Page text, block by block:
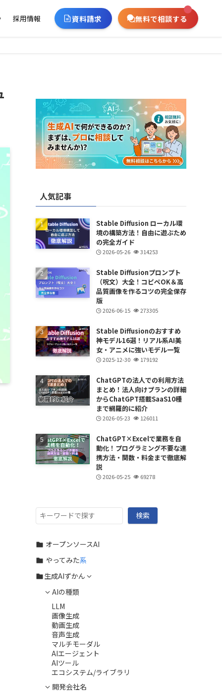
採用情報 資料請求 無料で相談する
人気記事
Stable Diffusion ローカル環
境の構築方法！自由に遊ぶため
の完全ガイド
2026-05-26 314253
Stable Diffusionプロンプト
（呪文）大全！コピペOK＆高
品質画像を作るコツの完全保存
版
2026-06-15 273305
Stable Diffusionのおすすめ
神モデル16選！リアル系AI美
女・アニメに強いモデル一覧
2025-12-30 179192
ChatGPTの法人での利用方法
まとめ！法人向けプランの詳細
からChatGPT搭載SaaS10種
まで網羅的に紹介
2026-05-23 126011
ChatGPT×Excelで業務を自
動化！プログラミング不要な連
携方法・関数・料金まで徹底解
説
2026-05-25 69278
検
索
検索
オープンソースAI
やってみた系
生成AIずかん
AIの種類
LLM
画像生成
動画生成
音声生成
マルチモーダル
AIエージェント
AIツール
エコシステム/ライブラリ
開発会社名